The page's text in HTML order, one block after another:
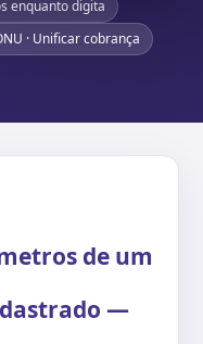
enquanto digita
· Unificar cobrança
de um
—